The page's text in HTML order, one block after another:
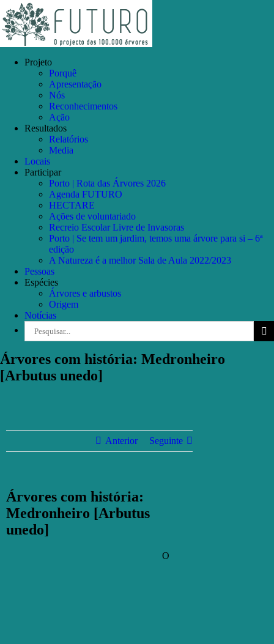
to
content
Facebook
Instagram
YouTube
Projeto
Porquê
Apresentação
Nós
Reconhecimentos
Ação
Resultados
Relatórios
Media
Locais
Participar
Porto | Rota das Árvores 2026
Agenda FUTURO
HECTARE
Ações de voluntariado
Recreio Escolar Livre de Invasoras
Porto | Se tem um jardim, temos uma árvore para si – 6ª
edição
A Natureza é a melhor Sala de Aula 2022/2023
Pessoas
Espécies
Árvores e arbustos
Origem
Notícias
Árvores com história: Medronheiro
[Arbutus unedo]
Anterior Seguinte
Árvores com história:
Medronheiro [Arbutus
unedo]
O